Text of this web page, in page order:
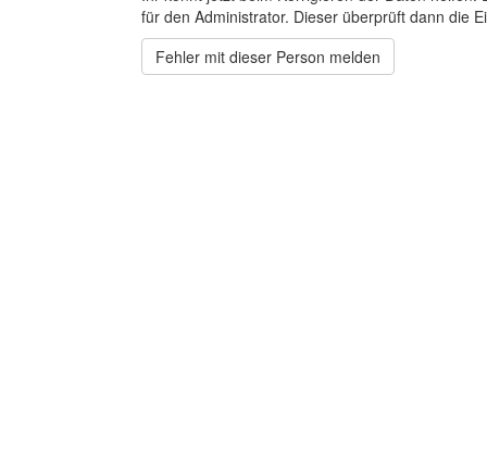
für den Administrator. Dieser überprüft dann die
Fehler mit dieser Person melden